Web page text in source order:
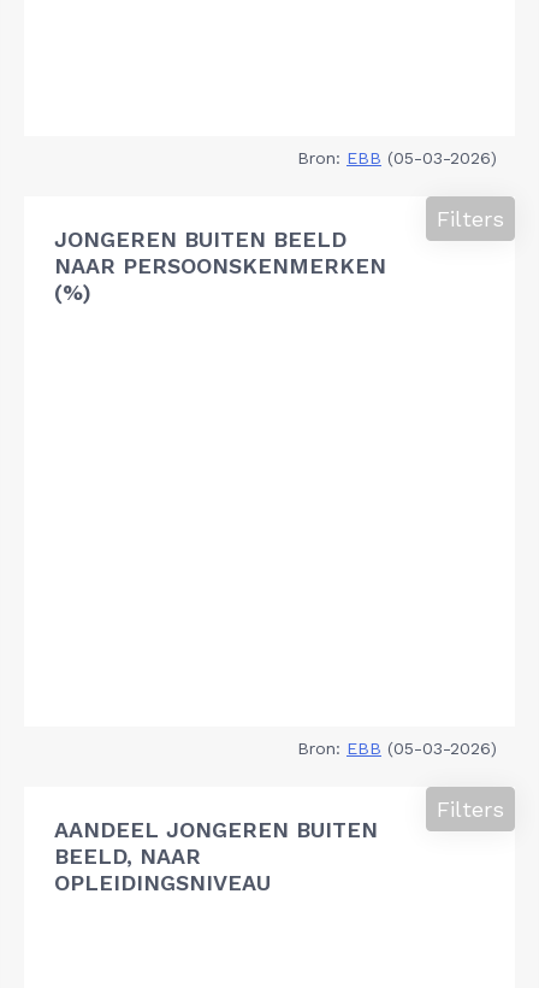
Bron: EBB (05-03-2026)
JONGEREN BUITEN BEELD
NAAR PERSOONSKENMERKEN
(%)
Filters
Bron: EBB (05-03-2026)
AANDEEL JONGEREN BUITEN
BEELD, NAAR
OPLEIDINGSNIVEAU
Filters